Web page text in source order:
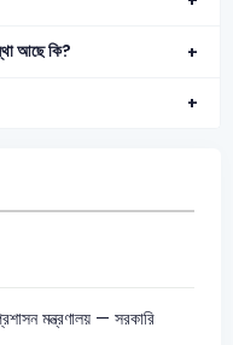
আছে কি?
মন্ত্রণালয় — সরকারি